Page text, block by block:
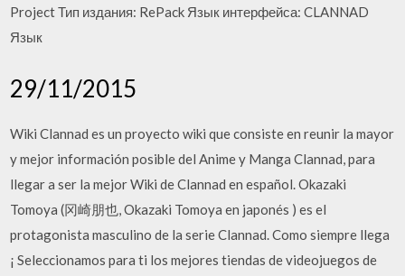
Project Тип издания: RePack Язык интерфейса: CLANNAD
Язык
29/11/2015
Wiki Clannad es un proyecto wiki que consiste en reunir la mayor
y mejor información posible del Anime y Manga Clannad, para
llegar a ser la mejor Wiki de Clannad en español. Okazaki
Tomoya (冈崎朋也, Okazaki Tomoya en japonés ) es el
protagonista masculino de la serie Clannad. Como siempre llega
¡ Seleccionamos para ti los mejores tiendas de videojuegos de